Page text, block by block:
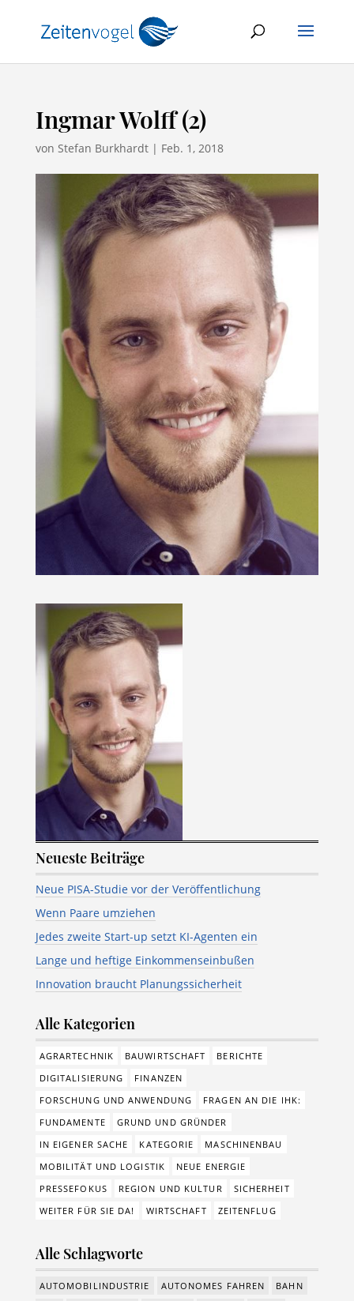
Ingmar Wolff (2)
von Stefan Burkhardt| Feb. 1, 2018
Neueste Beiträge
Neue PISA-Studie vor der Veröffentlichung
Wenn Paare umziehen
Jedes zweite Start-up setzt KI-Agenten ein
Lange und heftige Einkommenseinbußen
Innovation braucht Planungssicherheit
Alle Kategorien
AGRARTECHNIK BAUWIRTSCHAFT
BERICHTE
DIGITALISIERUNG
FINANZEN
FORSCHUNG UND ANWENDUNG
FRAGEN AN DIE IHK:
FUNDAMENTE
GRUND UND GRÜNDER
IN EIGENER SACHE
KATEGORIE
MASCHINENBAU
MOBILITÄT UND LOGISTIK
NEUE ENERGIE
PRESSEFOKUS
REGION UND KULTUR
SICHERHEIT
WEITER FÜR SIE DA!
WIRTSCHAFT ZEITENFLUG
Alle Schlagworte
AUTOMOBILINDUSTRIE AUTONOMES FAHREN
BAHN